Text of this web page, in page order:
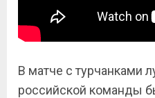
В матче с турчанками
российской команды